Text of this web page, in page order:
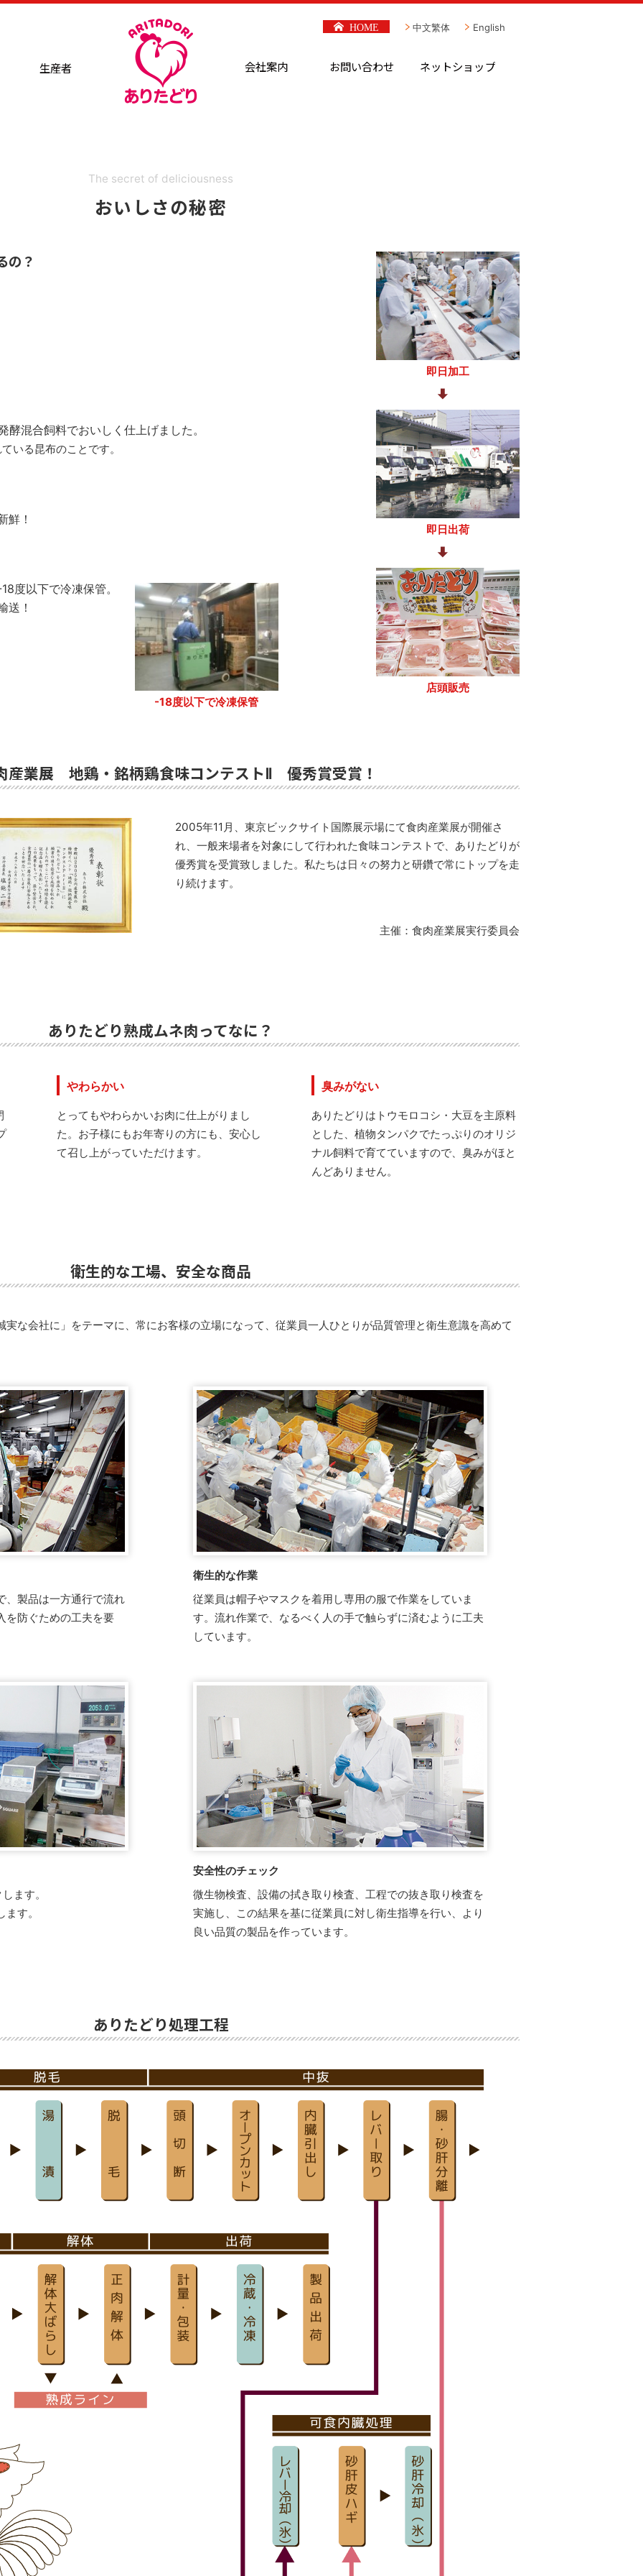
English
中文繁体
HOME
生産者 会社案内 お問い合わせ ネットショップ
The secret of deliciousness
おいしさの秘密
の？
混合飼料でおいしく仕上げました。
いる昆布のことです。
鮮！
度以下で冷凍保管。
送！
-18度以下で冷凍保管
即日加工
即日出荷
店頭販売
産業展 地鶏・銘柄鶏食味コンテストⅡ 優秀賞受賞！
2005年11月、東京ビックサイト国際展示場にて食肉産業展が開催さ
れ、一般来場者を対象にして行われた食味コンテストで、ありたどりが
優秀賞を受賞致しました。私たちは日々の努力と研鑽で常にトップを走
り続けます。
主催：食肉産業展実行委員会
ありたどり熟成ムネ肉ってなに？
やわらかい
とってもやわらかいお肉に仕上がりまし
た。お子様にもお年寄りの方にも、安心し
て召し上がっていただけます。
臭みがない
ありたどりはトウモロコシ・大豆を主原料
とした、植物タンパクでたっぷりのオリジ
ナル飼料で育てていますので、臭みがほと
んどありません。
衛生的な工場、安全な商品
な会社に」をテーマに、常にお客様の立場になって、従業員一人ひとりが品質管理と衛生意識を高めて
、製品は一方通行で流れ
を防ぐための工夫を要
衛生的な作業
従業員は帽子やマスクを着用し専用の服で作業をしていま
す。流れ作業で、なるべく人の手で触らずに済むように工夫
しています。
ます。
す。
安全性のチェック
微生物検査、設備の拭き取り検査、工程での抜き取り検査を
実施し、この結果を基に従業員に対し衛生指導を行い、より
良い品質の製品を作っています。
ありたどり処理工程